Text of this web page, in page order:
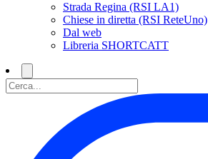
Strada Regina (RSI LA1)
Chiese in diretta (RSI ReteUno)
Dal web
Libreria SHORTCATT